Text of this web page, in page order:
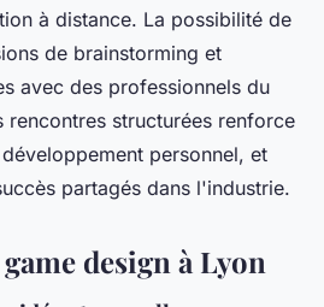
à distance. La possibilité de
de brainstorming et
avec des professionnels du
rencontres structurées renforce
personnel, et
partagés dans l'industrie.
design à Lyon